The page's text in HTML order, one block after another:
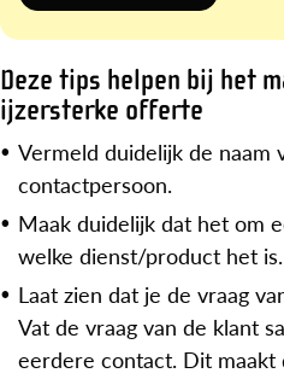
Deze tips helpen bij het
ijzersterke offerte
Vermeld duidelijk de naam
contactpersoon.
Maak duidelijk dat het om
welke dienst/product het is.
Laat zien dat je de vraag
Vat de vraag van de klant
eerdere contact. Dit